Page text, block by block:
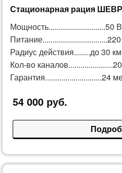
Стационарная рация
Мощность............................50
Радиус действия........до 30 км
Кол-во
Гарантия............................24
54 000 руб.